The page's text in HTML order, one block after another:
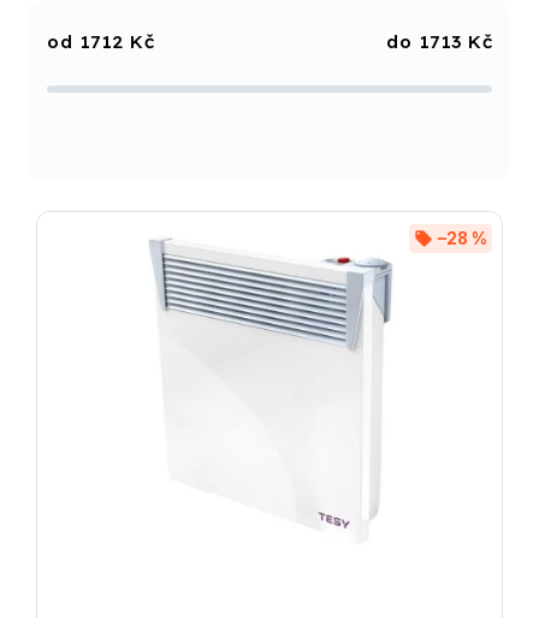
Abecedně
1712 Kč 1713 Kč
–28 %